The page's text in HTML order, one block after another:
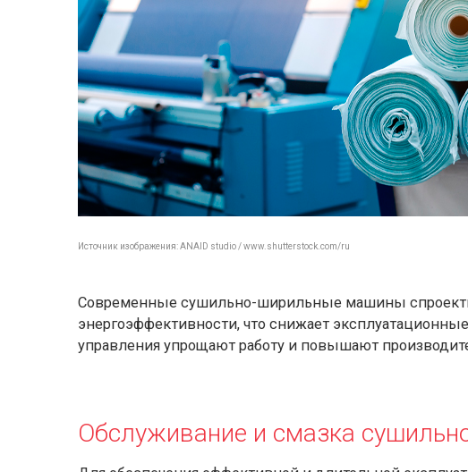
Источник изображения: ANAID studio / www.shutterstock.com/ru
Современные сушильно-ширильные машины
энергоэффективности, что снижает
управления упрощают работу и повышают
Обслуживание и смазка